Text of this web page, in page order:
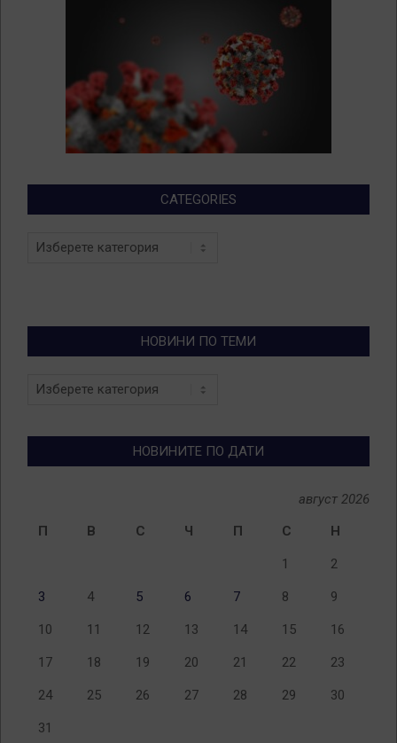
CATEGORIES
Categories
НОВИНИ ПО ТЕМИ
Новини
НОВИНИТЕ ПО ДАТИ
август 2026
П
В С Ч П С Н
1 2
3 4 5 6 7 8 9
10 11 12 13 14 15 16
17 18 19 20 21 22 23
24 25 26 27 28 29 30
31